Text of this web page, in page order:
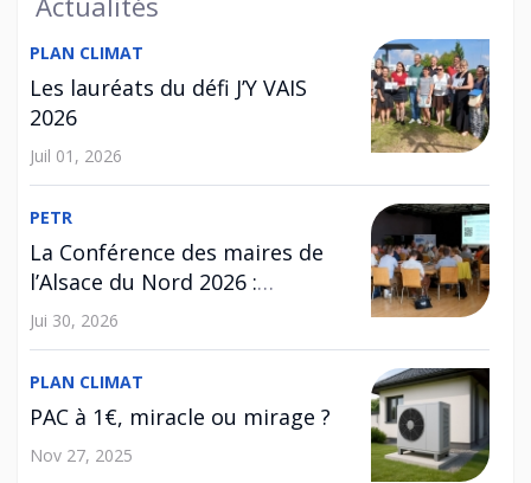
PLAN CLIMAT
Les lauréats du défi J’Y VAIS
2026
Juil 01, 2026
PETR
La Conférence des maires de
l’Alsace du Nord 2026 :
l’habitat au cœur des
Jui 30, 2026
PLAN CLIMAT
PAC à 1€, miracle ou mirage ?
Nov 27, 2025